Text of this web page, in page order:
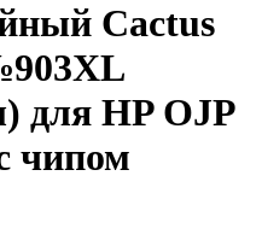
Cactus
для HP OJP
чипом